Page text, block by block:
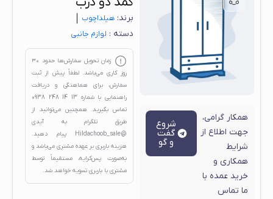
همکار گرامی،
جهت اطلاع از
شرایط
همکاری و
خرید عمده با
ما تماس
شروع
گفت
و گو
برند: هیلدا‌چوب
دسته : لوازم جانبی
زمان تحویل سفارش‌ها حدود ۳۰
روز کاریمی‌باشد. لطفاً پیش از ثبت
سفارش، برای هماهنگی و دریافت
راهنمایی با شماره 13 14 248 0938
تماس بگیرید. همچنین می‌توانید از
طریق تلگرام به آیدی
@Hildachoob_sale
پیام دهید.
هزینه باربری بر عهده مشتری می‌باشد و
به‌صورت پس‌کرایه، مستقیماً توسط
مشتری با باربری تسویه خواهد شد.